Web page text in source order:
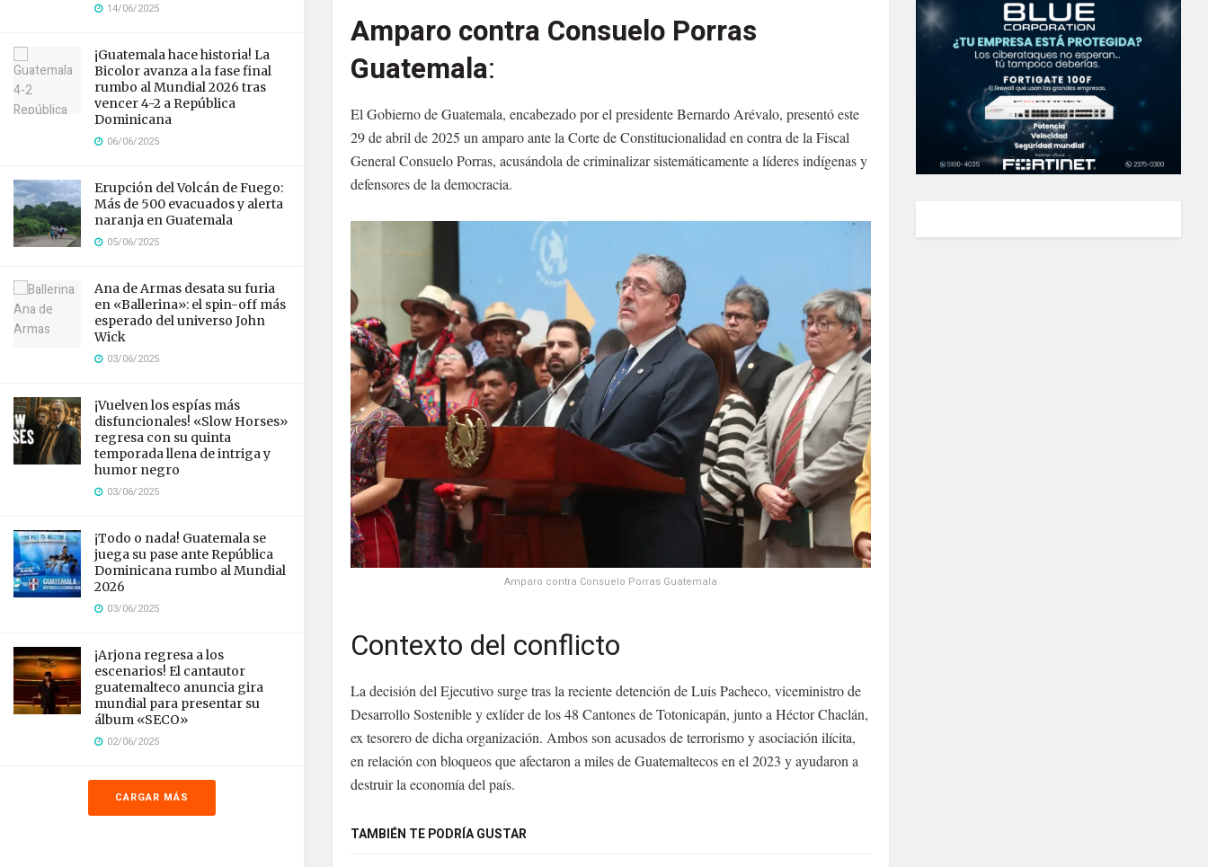
14/06/2025
¡Guatemala hace historia! La
Bicolor avanza a la fase final
rumbo al Mundial 2026 tras
vencer 4-2 a República
Dominicana
06/06/2025
Erupción del Volcán de Fuego:
Más de 500 evacuados y alerta
naranja en Guatemala
05/06/2025
Ana de Armas desata su furia
en «Ballerina»: el spin-off más
esperado del universo John
Wick
03/06/2025
¡Vuelven los espías más
disfuncionales! «Slow Horses»
regresa con su quinta
temporada llena de intriga y
humor negro
03/06/2025
¡Todo o nada! Guatemala se
juega su pase ante República
Dominicana rumbo al Mundial
2026
03/06/2025
¡Arjona regresa a los
escenarios! El cantautor
guatemalteco anuncia gira
mundial para presentar su
álbum «SECO»
02/06/2025
CARGAR MÁS
Amparo contra Consuelo Porras
Guatemala:
El Gobierno de Guatemala, encabezado por el presidente Bernardo Arévalo, presentó este
29 de abril de 2025 un amparo ante la Corte de Constitucionalidad en contra de la Fiscal
General Consuelo Porras, acusándola de criminalizar sistemáticamente a líderes indígenas y
defensores de la democracia.
Amparo contra Consuelo Porras Guatemala
Contexto del conflicto
La decisión del Ejecutivo surge tras la reciente detención de Luis Pacheco, viceministro de
Desarrollo Sostenible y exlíder de los 48 Cantones de Totonicapán, junto a Héctor Chaclán,
ex tesorero de dicha organización. Ambos son acusados de terrorismo y asociación ilícita,
en relación con bloqueos que afectaron a miles de Guatemaltecos en el 2023 y ayudaron a
destruir la economía del país.
TAMBIÉN TE PODRÍA GUSTAR